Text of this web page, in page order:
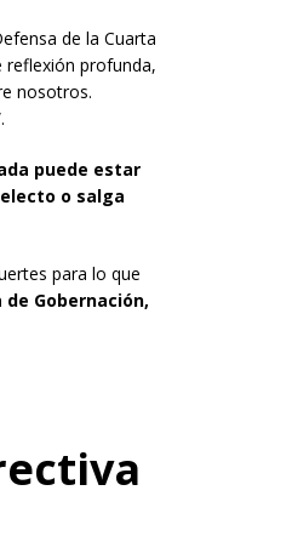
de la Cuarta
reflexión profunda,
nosotros.
puede estar
o salga
para lo que
Gobernación,